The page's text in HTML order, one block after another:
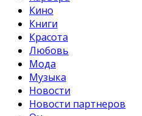
Кино
Книги
Красота
Любовь
Мода
Музыка
Новости
Новости партнеров